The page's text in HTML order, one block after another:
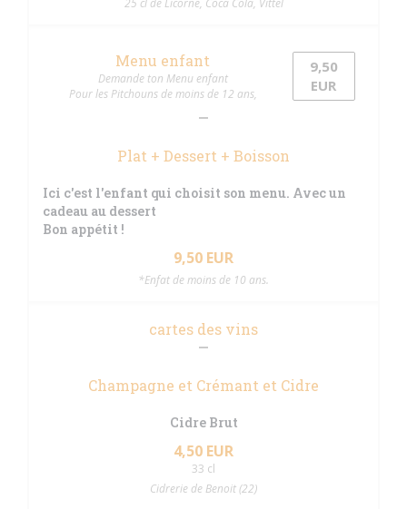
25 cl de Licorne, Coca Cola, Vittel
Menu enfant
Demande ton Menu enfant
Pour les Pitchouns de moins de 12 ans,
9,50
EUR
Plat + Dessert + Boisson
Ici c'est l'enfant qui choisit son menu. Avec un
cadeau au dessert
Bon appétit !
9,50 EUR
*Enfat de moins de 10 ans.
cartes des vins
Champagne et Crémant et Cidre
Cidre Brut
4,50 EUR
33 cl
Cidrerie de Benoit (22)